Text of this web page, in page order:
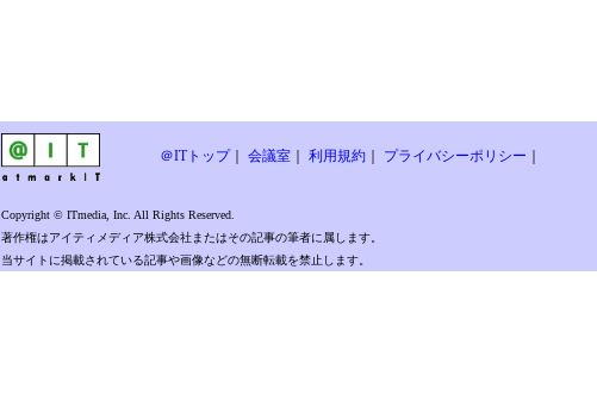
＠ITトップ｜ 会議室 利用規約 プライバシーポリシー
Copyright © ITmedia, Inc. All Rights Reserved.
著作権はアイティメディア株式会社またはその記事の筆者に属します。
当サイトに掲載されている記事や画像などの無断転載を禁止します。